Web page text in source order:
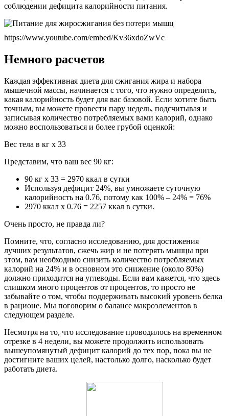
соблюдении дефицита калорийности питания.
https://www.youtube.com/embed/Kv36xdoZwVc
Немного расчетов
Каждая эффективная диета для сжигания жира и набора
мышечной массы, начинается с того, что нужно определить,
какая калорийность будет для вас базовой. Если хотите быть
точным, вы можете провести пару недель, подсчитывая и
записывая количество потребляемых вами калорий, однако
можно воспользоваться и более грубой оценкой:
Вес тела в кг х 33
Представим, что ваш вес 90 кг:
90 кг х 33 = 2970 ккал в сутки
Используя дефицит 24%, вы умножаете суточную
калорийность на 0.76, потому как 100% – 24% = 76%
2970 ккал х 0.76 = 2257 ккал в сутки.
Очень просто, не правда ли?
Помните, что, согласно исследованию, для достижения
лучших результатов, сжечь жир и не потерять мышцы при
этом, вам необходимо снизить количество потребляемых
калорий на 24% и в основном это снижение (около 80%)
должно приходится на углеводы. Если вам кажется, что здесь
слишком много процентов от процентов, то просто не
забывайте о том, чтобы поддерживать высокий уровень белка
в рационе. Мы поговорим о балансе макроэлементов в
следующем разделе.
Несмотря на то, что исследование проводилось на временном
отрезке в 4 недели, вы можете продолжить использовать
вышеупомянутый дефицит калорий до тех пор, пока вы не
достигните ваших целей, настолько долго, насколько будет
работать диета.